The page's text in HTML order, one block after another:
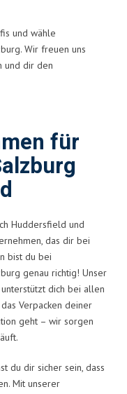
und wähle
Wir freuen uns
und dir den
für
Huddersfield und
das dir bei
bist du bei
genau richtig! Unser
dich bei allen
Verpacken deiner
geht – wir sorgen
du dir sicher sein, dass
Mit unserer